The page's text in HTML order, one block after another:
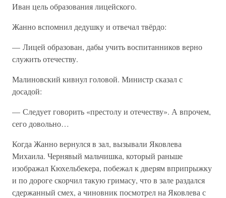
Иван цель образования лицейского.
Жанно вспомнил дедушку и отвечал твёрдо:
— Лицей образован, дабы учить воспитанников верно
служить отечеству.
Малиновский кивнул головой. Министр сказал с
досадой:
— Следует говорить «престолу и отечеству». А впрочем,
сего довольно…
Когда Жанно вернулся в зал, вызывали Яковлева
Михаила. Чернявый мальчишка, который раньше
изображал Кюхельбекера, побежал к дверям вприпрыжку
и по дороге скорчил такую гримасу, что в зале раздался
сдержанный смех, а чиновник посмотрел на Яковлева с